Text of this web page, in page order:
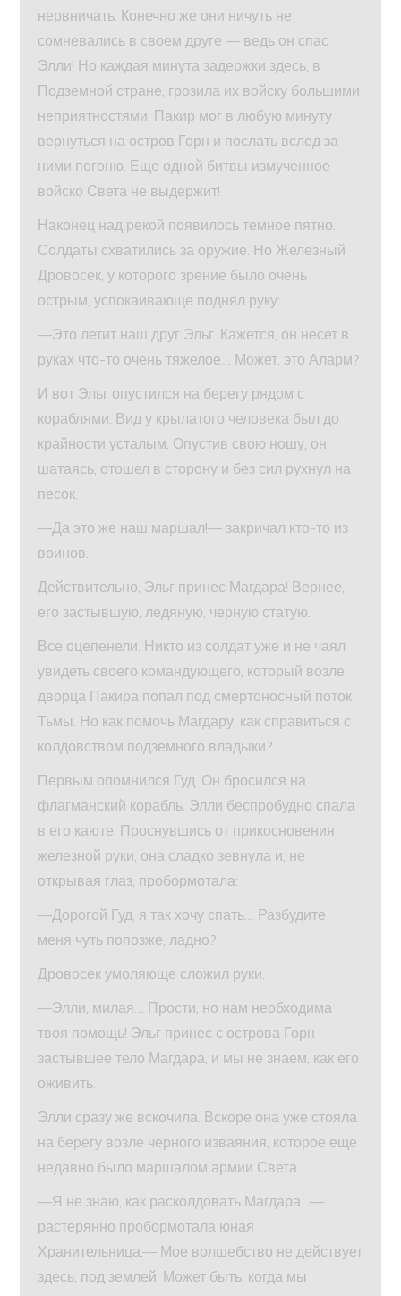
нервничать. Конечно же они ничуть не
сомневались в своем друге — ведь он спас
Элли! Но каждая минута задержки здесь, в
Подземной стране, грозила их войску большими
неприятностями. Пакир мог в любую минуту
вернуться на остров Горн и послать вслед за
ними погоню. Еще одной битвы измученное
войско Света не выдержит!
Наконец над рекой появилось темное пятно.
Солдаты схватились за оружие. Но Железный
Дровосек, у которого зрение было очень
острым, успокаивающе поднял руку:
—Это летит наш друг Эльг. Кажется, он несет в
руках что-то очень тяжелое… Может, это Аларм?
И вот Эльг опустился на берегу рядом с
кораблями. Вид у крылатого человека был до
крайности усталым. Опустив свою ношу, он,
шатаясь, отошел в сторону и без сил рухнул на
песок.
—Да это же наш маршал!— закричал кто-то из
воинов.
Действительно, Эльг принес Магдара! Вернее,
его застывшую, ледяную, черную статую.
Все оцепенели. Никто из солдат уже и не чаял
увидеть своего командующего, который возле
дворца Пакира попал под смертоносный поток
Тьмы. Но как помочь Магдару, как справиться с
колдовством подземного владыки?
Первым опомнился Гуд. Он бросился на
флагманский корабль. Элли беспробудно спала
в его каюте. Проснувшись от прикосновения
железной руки, она сладко зевнула и, не
открывая глаз, пробормотала:
—Дорогой Гуд, я так хочу спать… Разбудите
меня чуть попозже, ладно?
Дровосек умоляюще сложил руки.
—Элли, милая… Прости, но нам необходима
твоя помощь! Эльг принес с острова Горн
застывшее тело Магдара, и мы не знаем, как его
оживить.
Элли сразу же вскочила. Вскоре она уже стояла
на берегу возле черного изваяния, которое еще
недавно было маршалом армии Света.
—Я не знаю, как расколдовать Магдара…—
растерянно пробормотала юная
Хранительница.— Мое волшебство не действует
здесь, под землей. Может быть, когда мы